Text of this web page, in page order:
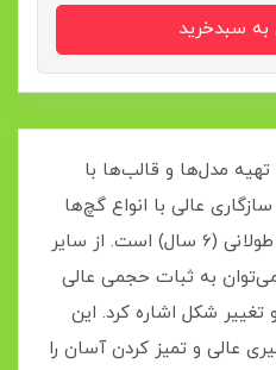
تهیه مدل‌ها و قالب‌ها با
عالی با انواع گچ‌ها
داشته و دارای تاریخ مصرف طولانی (6 سال) است. از سایر
به ثبات حجمی عالی
تغییر شکل اشاره کرد. این
عالی و تمیز کردن آسان را